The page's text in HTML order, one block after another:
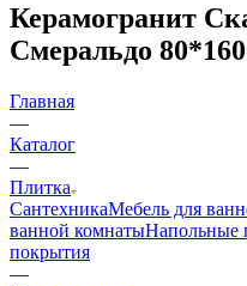
Керамогранит
Смеральдо
Главная
—
Каталог
—
Плитка
СантехникаМебель для
ванной комнатыНапольные
покрытия
—